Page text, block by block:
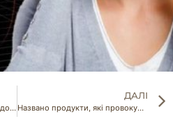
Знайдено дешевий замінник дорогих міндобрив
ДАЛІ
Названо продукти, які провокують рак кишечника